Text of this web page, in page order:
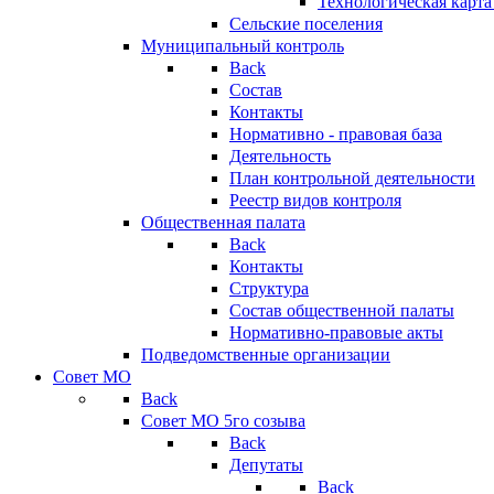
Сельские поселения
Муниципальный контроль
Back
Состав
Контакты
Нормативно - правовая база
Деятельность
План контрольной деятельности
Реестр видов контроля
Общественная палата
Back
Контакты
Структура
Состав общественной палаты
Нормативно-правовые акты
Подведомственные организации
Совет МО
Back
Совет МО 5го созыва
Back
Депутаты
Back